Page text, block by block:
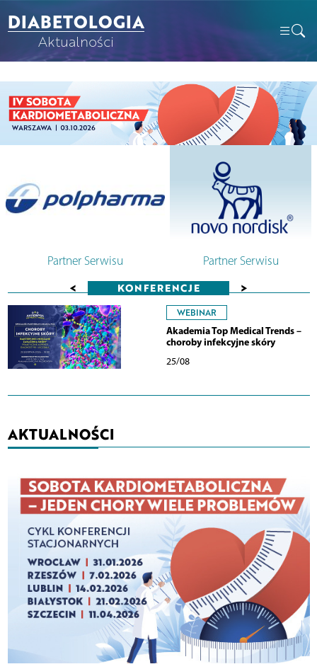
DIABETOLOGIA
Aktualności
Partner Serwisu Partner Serwisu
< KONFERENCJE >
WEBINAR
Akademia Top Medical Trends –
choroby infekcyjne skóry
25/08
AKTUALNOŚCI